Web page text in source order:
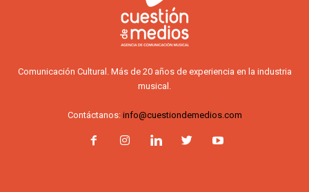
Comunicación Cultural. Más de 20 años de experiencia en la industria
musical.
Contáctanos: info@cuestiondemedios.com